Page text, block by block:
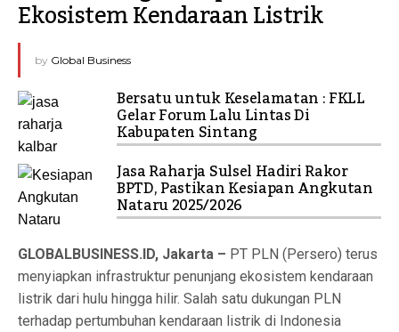
Ekosistem Kendaraan Listrik
by Global Business
Bersatu untuk Keselamatan : FKLL
Gelar Forum Lalu Lintas Di
Kabupaten Sintang
Jasa Raharja Sulsel Hadiri Rakor
BPTD, Pastikan Kesiapan Angkutan
Nataru 2025/2026
GLOBALBUSINESS.ID, Jakarta – PT PLN (Persero) terus
menyiapkan infrastruktur penunjang ekosistem kendaraan
listrik dari hulu hingga hilir. Salah satu dukungan PLN
terhadap pertumbuhan kendaraan listrik di Indonesia